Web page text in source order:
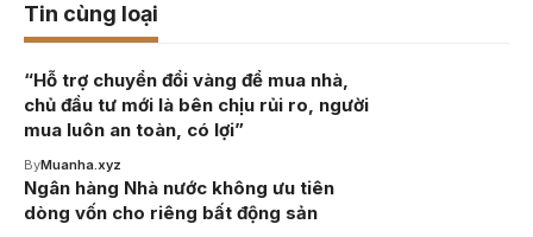
Tin cùng loại
“Hỗ trợ chuyển đổi vàng để mua nhà,
chủ đầu tư mới là bên chịu rủi ro, người
mua luôn an toàn, có lợi”
ByMuanha.xyz
Ngân hàng Nhà nước không ưu tiên
dòng vốn cho riêng bất động sản